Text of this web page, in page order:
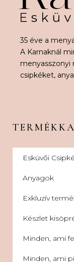
35 éve a
A Karnaknál
menyasszonyi
csipkéket,
Esküvői
Anyagok
Exkluzív
Készlet
Minden, ami
Minden, ami